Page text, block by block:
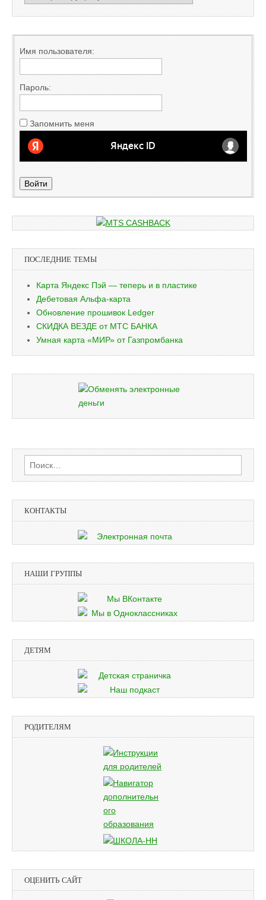
Имя пользователя:
Пароль:
Запомнить меня
Войти
ПОСЛЕДНИЕ ТЕМЫ
Карта Яндекс Пэй — теперь и в пластике
Дебетовая Альфа-карта
Обновление прошивок Ledger
СКИДКА ВЕЗДЕ от МТС БАНКА
Умная карта «МИР» от Газпромбанка
Найти:
КОНТАКТЫ
НАШИ ГРУППЫ
ДЕТЯМ
РОДИТЕЛЯМ
ОЦЕНИТЬ САЙТ